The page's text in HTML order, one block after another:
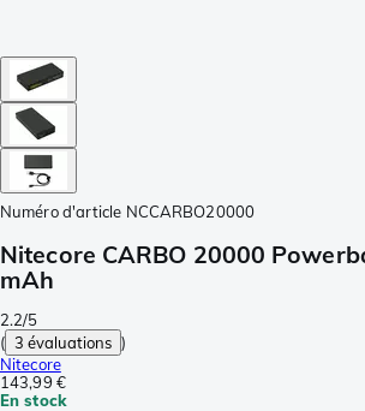
Numéro d'article NCCARBO20000
Nitecore CARBO 20000
mAh
2.2/5
( 3 évaluations )
Nitecore
143,99 €
En stock